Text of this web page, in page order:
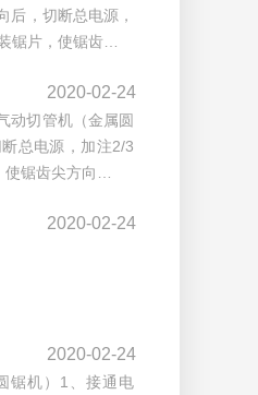
后，切断总电源，
锯片，使锯齿…
2020-02-24
动切管机（金属圆
总电源，加注2/3
锯齿尖方向…
2020-02-24
2020-02-24
锯机）1、接通电